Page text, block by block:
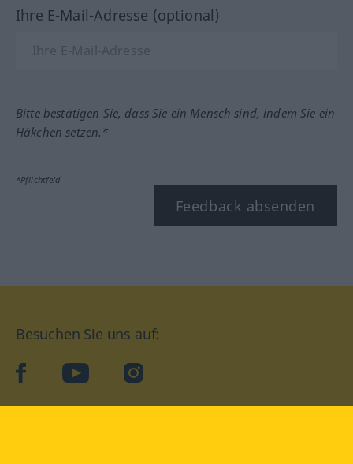
Ihre E-Mail-Adresse (optional)
Bitte bestätigen Sie, dass Sie ein Mensch sind, indem Sie ein
Häkchen setzen.*
*Pflichtfeld
Feedback absenden
Besuchen Sie uns auf:
facebookYouTube Instagram